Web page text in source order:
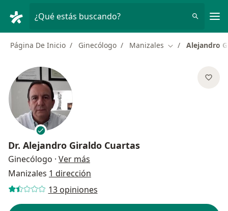
¿Qué estás buscando?
Página De Inicio Ginecólogo Manizales Cambiar de
Alejandro
Dr. Alejandro Giraldo Cuartas
Ginecólogo · Ver más
Manizales 1 dirección
13 opiniones